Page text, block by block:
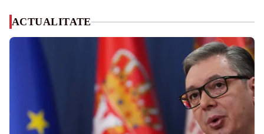
ACTUALITATE